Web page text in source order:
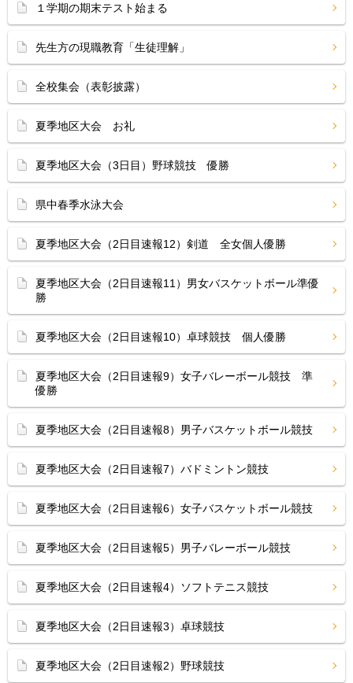
１学期の期末テスト始まる
先生方の現職教育「生徒理解」
全校集会（表彰披露）
夏季地区大会 お礼
夏季地区大会（3日目）野球競技 優勝
県中春季水泳大会
夏季地区大会（2日目速報12）剣道 全女個人優勝
夏季地区大会（2日目速報11）男女バスケットボール準優
勝
夏季地区大会（2日目速報10）卓球競技 個人優勝
夏季地区大会（2日目速報9）女子バレーボール競技 準
優勝
夏季地区大会（2日目速報8）男子バスケットボール競技
夏季地区大会（2日目速報7）バドミントン競技
夏季地区大会（2日目速報6）女子バスケットボール競技
夏季地区大会（2日目速報5）男子バレーボール競技
夏季地区大会（2日目速報4）ソフトテニス競技
夏季地区大会（2日目速報3）卓球競技
夏季地区大会（2日目速報2）野球競技